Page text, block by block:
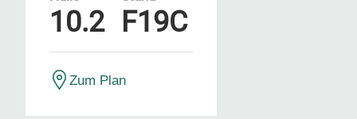
10.2 F19C
Zum Plan